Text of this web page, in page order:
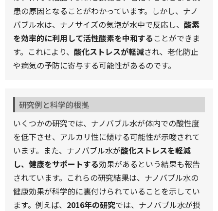
患の原因となることがわかっています。しかし、ナノ
バブル水は、ナノサイズの気泡が水中で反応し、酸素
を効率的に利用して活性酸素を中和する ことができま
す。これにより、酸化ストレスが軽減され、老化防止
や病気の予防に寄与する可能性があるのです。
研究例と科学的根拠
いくつかの研究では、ナノバブル水が体内での酸性度
を低下させ、アルカリ性に傾ける可能性が示唆されて
います。また、ナノバブル水が酸化ストレスを軽減
し、健康をサポートする効果があるという結果も報告
されています。これらの研究結果は、ナノバブル水の
健康効果が科学的に裏付けられていることを示してい
ます。例えば、 2016年の研究では、ナノバブル水が摂